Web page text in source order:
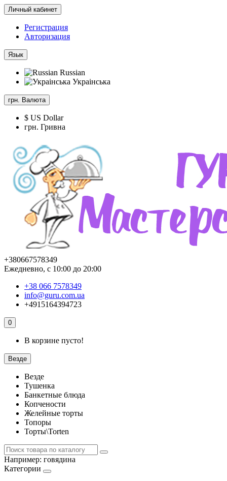
Личный кабинет
Регистрация
Авторизация
Язык
Russian
Украінська
грн. Валюта
$ US Dollar
грн. Гривна
+380667578349
Ежедневно, с 10:00 до 20:00
+38 066 7578349
info@guru.com.ua
+4915164394723
0
В корзине пусто!
Везде
Везде
Тушенка
Банкетные блюда
Копчености
Желейные торты
Топоры
Торты\Torten
Например: говядина
Категории